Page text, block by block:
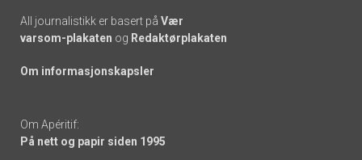
All journalistikk er basert på Vær
varsom-plakaten og Redaktørplakaten
Om informasjonskapsler
Om Apéritif:
På nett og papir siden 1995